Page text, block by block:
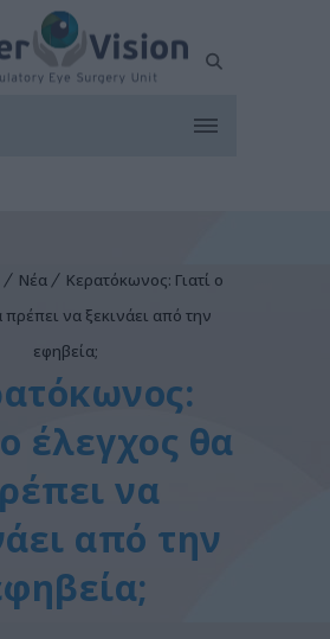
Νέα
Κερατόκωνος: Γιατί ο
να ξεκινάει από την
εφηβεία;
ο έλεγχος θα
να
από την